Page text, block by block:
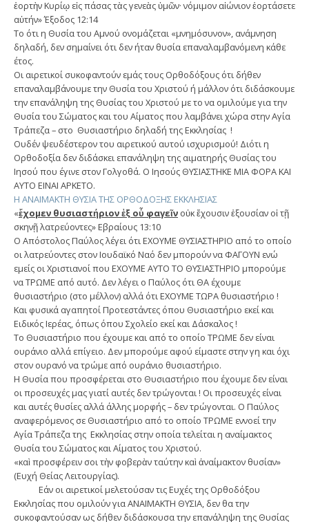
ἑορτὴν Κυρίῳ εἰς πάσας τὰς γενεὰς ὑμῶν· νόμιμον αἰώνιον ἑορτάσετε
αὐτήν» Έξοδος 12:14
Το ότι η Θυσία του Αμνού ονομάζεται «μνημόσυνον», ανάμνηση
δηλαδή, δεν σημαίνει ότι δεν ήταν θυσία επαναλαμβανόμενη κάθε
έτος.
Οι αιρετικοί συκοφαντούν εμάς τους Ορθοδόξους ότι δήθεν
επαναλαμβάνουμε την Θυσία του Χριστού ή μάλλον ότι διδάσκουμε
την επανάληψη της Θυσίας του Χριστού με το να ομιλούμε για την
Θυσία του Σώματος και του Αίματος που λαμβάνει χώρα στην Αγία
Τράπεζα – στο Θυσιαστήριο δηλαδή της Εκκλησίας !
Ουδέν ψευδέστερον του αιρετικού αυτού ισχυρισμού! Διότι η
Ορθοδοξία δεν διδάσκει επανάληψη της αιματηρής Θυσίας του
Ιησού που έγινε στον Γολγοθά. Ο Ιησούς ΘΥΣΙΑΣΤΗΚΕ ΜΙΑ ΦΟΡΑ ΚΑΙ
ΑΥΤΟ ΕΙΝΑΙ ΑΡΚΕΤΟ.
Η ΑΝΑΙΜΑΚΤΗ ΘΥΣΙΑ ΤΗΣ ΟΡΘΟΔΟΞΗΣ ΕΚΚΛΗΣΙΑΣ
«ἔχομεν θυσιαστήριον ἐξ οὗ φαγεῖν οὐκ ἔχουσιν ἐξουσίαν οἱ τῇ
σκηνῇ λατρεύοντες» Εβραίους 13:10
Ο Απόστολος Παύλος λέγει ότι ΕΧΟΥΜΕ ΘΥΣΙΑΣΤΗΡΙΟ από το οποίο
οι λατρεύοντες στον Ιουδαϊκό Ναό δεν μπορούν να ΦΑΓΟΥΝ ενώ
εμείς οι Χριστιανοί που ΕΧΟΥΜΕ ΑΥΤΟ ΤΟ ΘΥΣΙΑΣΤΗΡΙΟ μπορούμε
να ΤΡΩΜΕ από αυτό. Δεν λέγει ο Παύλος ότι ΘΑ έχουμε
θυσιαστήριο (στο μέλλον) αλλά ότι ΕΧΟΥΜΕ ΤΩΡΑ θυσιαστήριο !
Και φυσικά αγαπητοί Προτεστάντες όπου Θυσιαστήριο εκεί και
Ειδικός Ιερέας, όπως όπου Σχολείο εκεί και Δάσκαλος !
Το Θυσιαστήριο που έχουμε και από το οποίο ΤΡΩΜΕ δεν είναι
ουράνιο αλλά επίγειο. Δεν μπορούμε αφού είμαστε στην γη και όχι
στον ουρανό να τρώμε από ουράνιο θυσιαστήριο.
Η Θυσία που προσφέρεται στο Θυσιαστήριο που έχουμε δεν είναι
οι προσευχές μας γιατί αυτές δεν τρώγονται ! Οι προσευχές είναι
και αυτές θυσίες αλλά άλλης μορφής – δεν τρώγονται. Ο Παύλος
αναφερόμενος σε Θυσιαστήριο από το οποίο ΤΡΩΜΕ εννοεί την
Αγία Τράπεζα της Εκκλησίας στην οποία τελείται η αναίμακτος
Θυσία του Σώματος και Αίματος του Χριστού.
«καὶ προσφέρειν σοι τὴν φοβερὰν ταύτην καὶ ἀναίμακτον θυσίαν»
(Ευχή Θείας Λειτουργίας).
Εάν οι αιρετικοί μελετούσαν τις Ευχές της Ορθοδόξου
Εκκλησίας που ομιλούν για ΑΝΑΙΜΑΚΤΗ ΘΥΣΙΑ, δεν θα την
συκοφαντούσαν ως δήθεν διδάσκουσα την επανάληψη της Θυσίας